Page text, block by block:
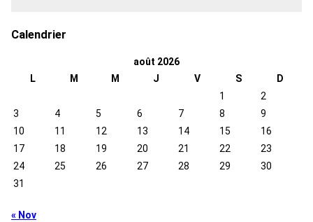
Calendrier
août 2026
L
M M J V S
D
1
2
3
4 5 6 7 8
9
10
11 12 13 14 15
16
17
18 19 20 21 22
23
24
25 26 27 28 29
30
31
« Nov